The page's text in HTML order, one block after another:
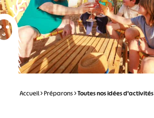
Accueil>Préparons>Toutes nos idées d'activités